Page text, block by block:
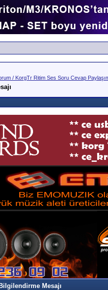
/ KorgTr Ritim Ses Soru Cevap
Mesajı